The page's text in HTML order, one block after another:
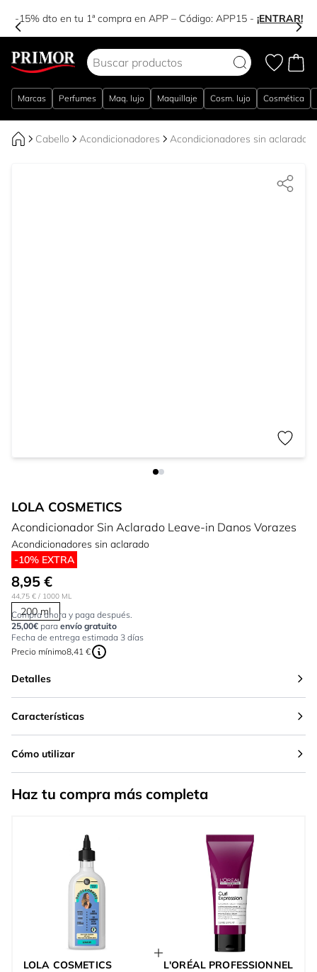
-15% dto en tu 1ª compra en APP – Código: APP15- ¡ENTRAR!
Marcas Perfumes Maq. lujo Maquillaje Cosm. lujo Cosmética
Cabello Acondicionadores Acondicionadores sin aclarado
LOLA COSMETICS
Acondicionador Sin Aclarado Leave-in Danos Vorazes
Acondicionadores sin aclarado
-10% EXTRA
8,95 €
44,75 € / 1000 ML
200 ml
Compra ahora y paga después.
25,00€ para envío gratuito
Fecha de entrega estimada 3 días
Precio mínimo8,41 €
Detalles
Características
Cómo utilizar
Haz tu compra más completa
LOLA COSMETICS
L'ORÉAL PROFESSIONNEL